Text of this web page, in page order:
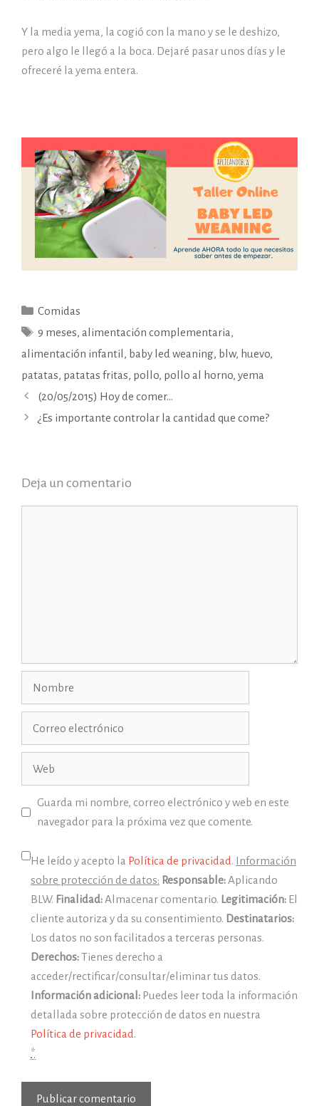
Y la media yema, la cogió con la mano y se le deshizo,
pero algo le llegó a la boca. Dejaré pasar unos días y le
ofreceré la yema entera.
Categorías
Comidas
Etiquetas
9 meses,alimentación complementaria,
alimentación infantil , baby led weaning, blw, huevo,
patatas, patatas fritas, pollo, pollo al horno, yema
(20/05/2015) Hoy de comer…
¿Es importante controlar la cantidad que come?
Deja un comentario
Guarda mi nombre, correo electrónico y web en este
navegador para la próxima vez que comente.
He leído y acepto la Política de privacidad . Información
sobre protección de datos: Responsable:Aplicando
BLW. Finalidad:Almacenar comentario. Legitimación: El
cliente autoriza y da su consentimiento. Destinatarios:
Los datos no son facilitados a terceras personas.
Derechos:Tienes derecho a
acceder/rectificar/consultar/eliminar tus datos.
Información adicional: Puedes leer toda la información
detallada sobre protección de datos en nuestra
Política de privacidad .
*